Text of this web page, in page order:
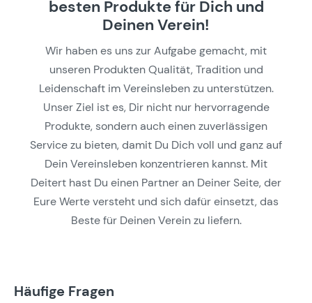
besten Produkte für Dich und
Deinen Verein!
Wir haben es uns zur Aufgabe gemacht, mit
unseren Produkten Qualität, Tradition und
Leidenschaft im Vereinsleben zu unterstützen.
Unser Ziel ist es, Dir nicht nur hervorragende
Produkte, sondern auch einen zuverlässigen
Service zu bieten, damit Du Dich voll und ganz auf
Dein Vereinsleben konzentrieren kannst. Mit
Deitert hast Du einen Partner an Deiner Seite, der
Eure Werte versteht und sich dafür einsetzt, das
Beste für Deinen Verein zu liefern.
Häufige Fragen